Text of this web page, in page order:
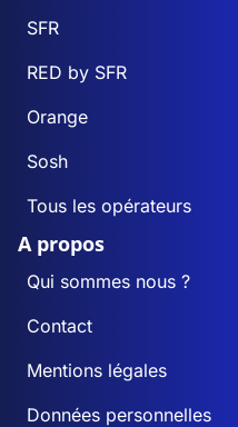
SFR
RED by SFR
Orange
Sosh
Tous les opérateurs
A propos
Qui sommes nous ?
Contact
Mentions légales
Données personnelles